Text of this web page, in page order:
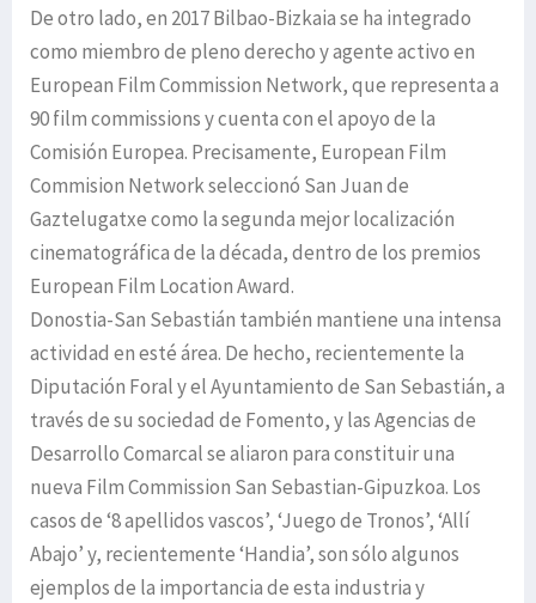
De otro lado, en 2017 Bilbao-Bizkaia se ha integrado
como miembro de pleno derecho y agente activo en
European Film Commission Network, que representa a
90 film commissions y cuenta con el apoyo de la
Comisión Europea. Precisamente, European Film
Commision Network seleccionó San Juan de
Gaztelugatxe como la segunda mejor localización
cinematográfica de la década, dentro de los premios
European Film Location Award.
Donostia-San Sebastián también mantiene una intensa
actividad en esté área. De hecho, recientemente la
Diputación Foral y el Ayuntamiento de San Sebastián, a
través de su sociedad de Fomento, y las Agencias de
Desarrollo Comarcal se aliaron para constituir una
nueva Film Commission San Sebastian-Gipuzkoa. Los
casos de ‘8 apellidos vascos’, ‘Juego de Tronos’, ‘Allí
Abajo’ y, recientemente ‘Handia’, son sólo algunos
ejemplos de la importancia de esta industria y